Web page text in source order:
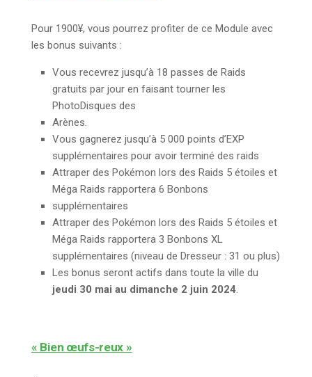
Pour 1900¥, vous pourrez profiter de ce Module avec
les bonus suivants :
Vous recevrez jusqu’à 18 passes de Raids
gratuits par jour en faisant tourner les
PhotoDisques des
Arènes.
Vous gagnerez jusqu’à 5 000 points d’EXP
supplémentaires pour avoir terminé des raids
Attraper des Pokémon lors des Raids 5 étoiles et
Méga Raids rapportera 6 Bonbons
supplémentaires
Attraper des Pokémon lors des Raids 5 étoiles et
Méga Raids rapportera 3 Bonbons XL
supplémentaires (niveau de Dresseur : 31 ou plus)
Les bonus seront actifs dans toute la ville du
jeudi 30 mai au dimanche 2 juin 2024.
« Bien œufs-reux »